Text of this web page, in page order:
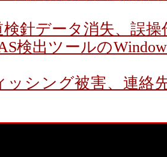
針データ消失、誤
検出ツールの
ッシング被害、連絡